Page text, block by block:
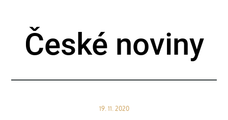
contentČeské noviny
Posted
19. 11. 2020